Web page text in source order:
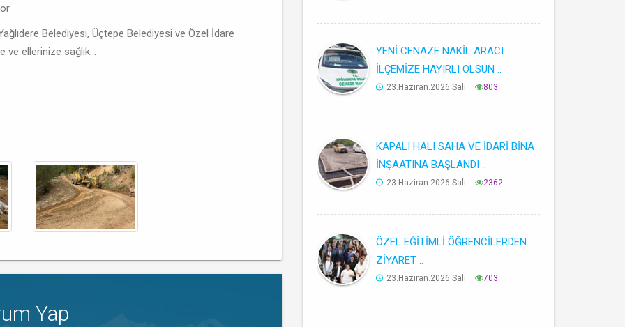
Belediyesi, Üçtepe Belediyesi ve Özel İdare
ve ellerinize sağlık...
Yap
YENİ CENAZE NAKİL ARACI
İLÇEMİZE HAYIRLI OLSUN ..
23.Haziran.2026.Salı 803
KAPALI HALI SAHA VE İDARİ BİNA
İNŞAATINA BAŞLANDI ..
23.Haziran.2026.Salı 2362
ÖZEL EĞİTİMLİ ÖĞRENCİLERDEN
ZİYARET ..
23.Haziran.2026.Salı 703